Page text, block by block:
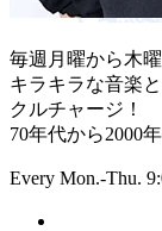
毎週月曜から木
キラキラな音楽
クルチャージ！
70年代から2000
Every Mon.-Thu.